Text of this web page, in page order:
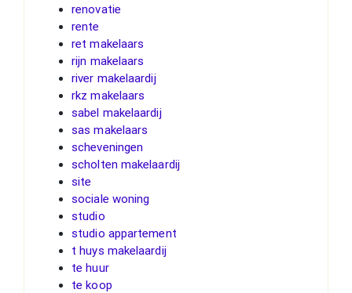
renovatie
rente
ret makelaars
rijn makelaars
river makelaardij
rkz makelaars
sabel makelaardij
sas makelaars
scheveningen
scholten makelaardij
site
sociale woning
studio
studio appartement
t huys makelaardij
te huur
te koop